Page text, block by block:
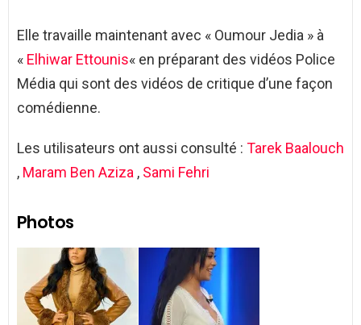
Elle travaille maintenant avec « Oumour Jedia » à
« Elhiwar Ettounis« en préparant des vidéos Police
Média qui sont des vidéos de critique d’une façon
comédienne.
Les utilisateurs ont aussi consulté : Tarek Baalouch
, Maram Ben Aziza , Sami Fehri
Photos